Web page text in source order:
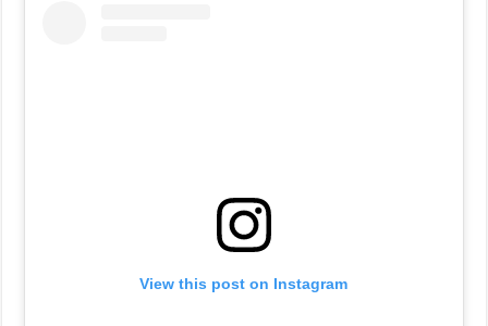
View this post on Instagram